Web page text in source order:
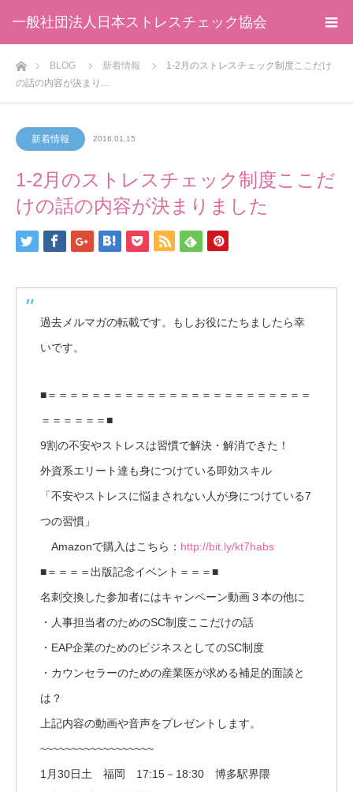
一般社団法人日本ストレスチェック協会
ホームBLOG 新着情報
1-2月のストレスチェック制度ここだけ
の話の内容が決まり…
新着情報 2016.01.15
1-2月のストレスチェック制度ここだ
けの話の内容が決まりました
過去メルマガの転載です。もしお役にたちましたら幸
いです。
■＝＝＝＝＝＝＝＝＝＝＝＝＝＝＝＝＝＝＝＝＝＝＝＝
＝＝＝＝＝＝■
9割の不安やストレスは習慣で解決・解消できた！
外資系エリート達も身につけている即効スキル
「不安やストレスに悩まされない人が身につけている7
つの習慣」
Amazonで購入はこちら： http://bit.ly/kt7habs
■＝＝＝＝出版記念イベント＝＝＝■
名刺交換した参加者にはキャンペーン動画３本の他に
・人事担当者のためのSC制度ここだけの話
・EAP企業のためのビジネスとしてのSC制度
・カウンセラーのための産業医が求める補足的面談と
は？
上記内容の動画や音声をプレゼントします。
~~~~~~~~~~~~~~~~~~
1月30日土 福岡 17:15－18:30 博多駅界隈